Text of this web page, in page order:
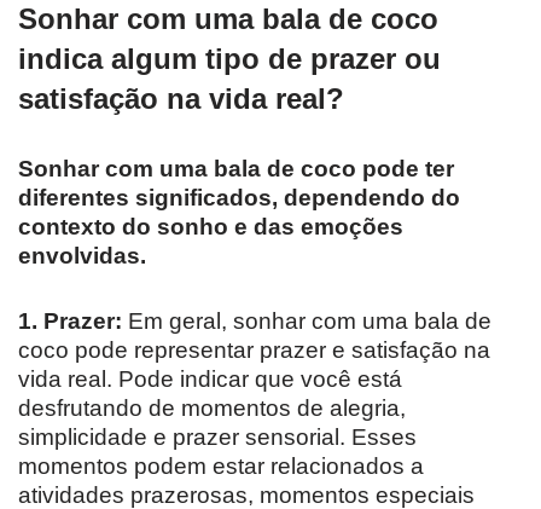
Sonhar com uma bala de coco
indica algum tipo de prazer ou
satisfação na vida real?
Sonhar com uma bala de coco pode ter
diferentes significados, dependendo do
contexto do sonho e das emoções
envolvidas.
1. Prazer: Em geral, sonhar com uma bala de
coco pode representar prazer e satisfação na
vida real. Pode indicar que você está
desfrutando de momentos de alegria,
simplicidade e prazer sensorial. Esses
momentos podem estar relacionados a
atividades prazerosas, momentos especiais